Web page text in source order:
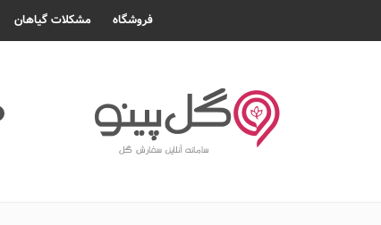
مشکلات گیاهان فروشگاه